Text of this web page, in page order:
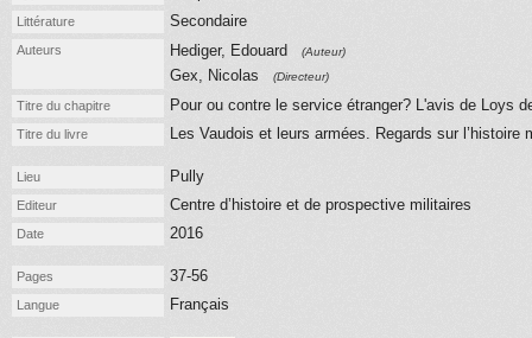
Littérature Secondaire
Auteurs Hediger, Edouard (Auteur)
Gex, Nicolas (Directeur)
Titre du chapitre Pour ou contre le service étranger? L'avis de Loys
Titre du livre Les Vaudois et leurs armées. Regards sur l’histoire
Lieu Pully
Editeur Centre d’histoire et de prospective militaires
Date 2016
Pages 37-56
Langue Français